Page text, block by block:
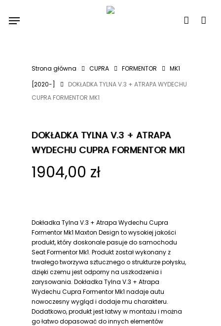
main
account
Menu
Strona główna CUPRA FORMENTOR
MK1
[2020-]
DOKŁADKA TYLNA V.3 + ATRAPA WYDECHU
CUPRA FORMENTOR MK1
DOKŁADKA TYLNA V.3 + ATRAPA
WYDECHU CUPRA FORMENTOR MK1
1904,00 zł
Dokładka Tylna V.3 + Atrapa Wydechu Cupra
Formentor Mk1 Maxton Design to wysokiej jakości
produkt, który doskonale pasuje do samochodu
Seat Formentor Mk1. Produkt został wykonany z
trwałego tworzywa sztucznego o strukturze połysku,
dzięki czemu jest odporny na uszkodzenia i
zarysowania. Dokładka Tylna V.3 + Atrapa
Wydechu Cupra Formentor Mk1 nadaje autu
nowoczesny wygląd i dodaje mu charakteru.
Dodatkowo, produkt jest łatwy w montażu i można
go łatwo dopasować do innych elementów